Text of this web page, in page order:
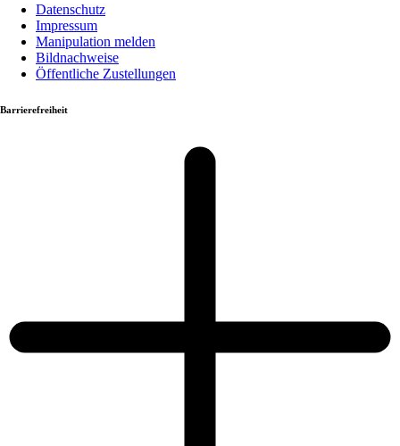
Datenschutz
Impressum
Manipulation melden
Bildnachweise
Öffentliche Zustellungen
Barrierefreiheit